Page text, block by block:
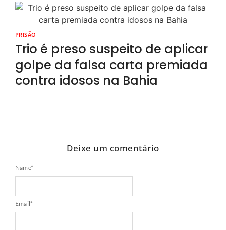
PRISÃO
Trio é preso suspeito de aplicar
golpe da falsa carta premiada
contra idosos na Bahia
Deixe um comentário
Name*
Email*